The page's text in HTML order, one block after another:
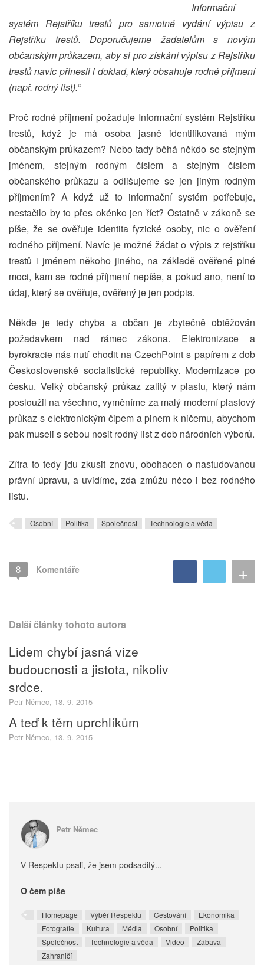
Informační
systém Rejstříku trestů pro samotné vydání výpisu z
Rejstříku trestů. Doporučujeme žadatelům s novým
občanským průkazem, aby si pro získání výpisu z Rejstříku
trestů navíc přinesli i doklad, který obsahuje rodné příjmení
(např. rodný list).“
Proč rodné příjmení požaduje Informační systém Rejstříku
trestů, když je má osoba jasně identifikovaná mým
občanským průkazem? Nebo tady běhá někdo se stejným
jménem, stejným rodným číslem a stejným číslem
občanského průkazu a odlišujeme se jen jiným rodným
příjmením? A když už to informační systém potřebuje,
nestačilo by to přes okénko jen říct? Ostatně v zákoně se
píše, že se ověřuje identita fyzické osoby, nic o ověření
rodného příjmení. Navíc je možné žádat o výpis z rejstříku
trestů i jménem někoho jiného, na základě ověřené plné
moci, kam se rodné příjmení nepíše, a pokud ano, není to
údaj, který se ověřuje, ověřený je jen podpis.
Někde je tedy chyba a občan je zbytečně obtěžován
požadavkem nad rámec zákona. Elektronizace a
byrokracie nás nutí chodit na CzechPoint s papírem z dob
Československé socialistické republiky. Modernizace po
česku. Velký občanský průkaz zalitý v plastu, který nám
posloužil na všechno, vyměníme za malý moderní plastový
průkaz s elektronickým čipem a pinem k ničemu, abychom
pak museli s sebou nosit rodný list z dob národních výborů.
Zítra to tedy jdu zkusit znovu, obohacen o nastudovanou
právní úpravu, a uvidíme, zda zmůžu něco i bez rodného
listu.
Osobní Politika Společnost Technologie a věda
8 Komentáře +
Další články tohoto autora
Lidem chybí jasná vize
budoucnosti a jistota, nikoliv
srdce.
Petr Němec, 18. 9. 2015
A teď k těm uprchlíkům
Petr Němec, 13. 9. 2015
Petr Němec
V Respektu psali, že jsem podsaditý...
O čem píše
Homepage Výběr Respektu Cestování
Ekonomika
Fotografie
Kultura Média Osobní
Politika
Společnost
Technologie a věda Video
Zábava
Zahraničí